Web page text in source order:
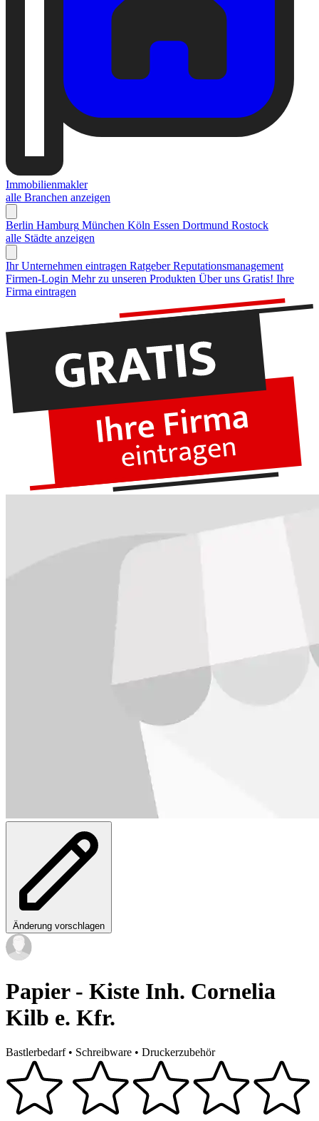
Immobilienmakler
alle Branchen anzeigen
Berlin Hamburg München Köln Essen Dortmund Rostock
alle Städte anzeigen
Ihr Unternehmen eintragen Ratgeber Reputationsmanagement
Firmen-Login Mehr zu unseren Produkten Über uns Gratis! Ihre
Firma eintragen
Änderung vorschlagen
Papier - Kiste Inh. Cornelia
Kilb e. Kfr.
Bastlerbedarf • Schreibware • Druckerzubehör